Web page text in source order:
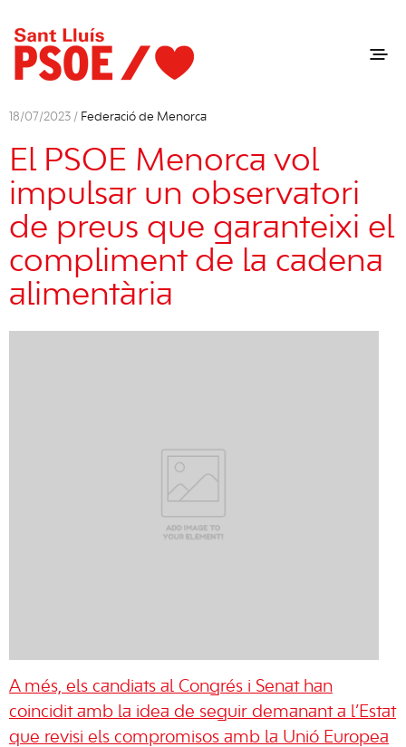
18/07/2023 / Federació de Menorca
El PSOE Menorca vol
impulsar un observatori
de preus que garanteixi el
compliment de la cadena
alimentària
A més, els candiats al Congrés i Senat han
coincidit amb la idea de seguir demanant a l’Estat
que revisi els compromisos amb la Unió Europea